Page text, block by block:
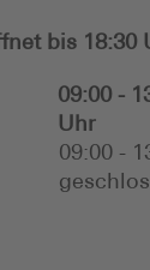
bis 18:30
09:00 -
Uhr
09:00 -